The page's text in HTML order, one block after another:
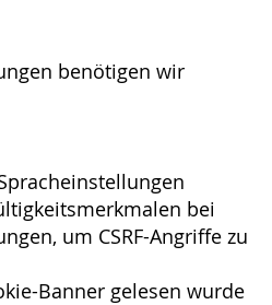
benötigen wir
bei
um CSRF-Angriffe zu
Banner gelesen wurde